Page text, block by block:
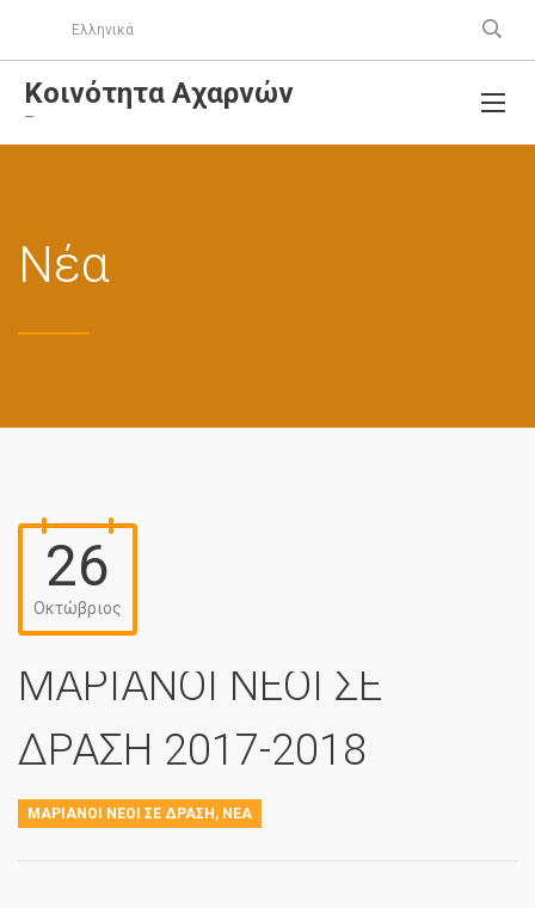
Ελληνικά
Κοινότητα Αχαρνών
–
Νέα
26
Οκτώβριος
ΜΑΡΙΑΝΟΙ ΝΕΟΙ ΣΕ
ΔΡΑΣΗ 2017-2018
ΜΑΡΙΑΝΟΊ ΝΈΟΙ ΣΕ ΔΡΆΣΗ , ΝΈΑ